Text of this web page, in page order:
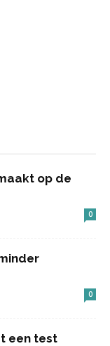
op de
0
0
een test